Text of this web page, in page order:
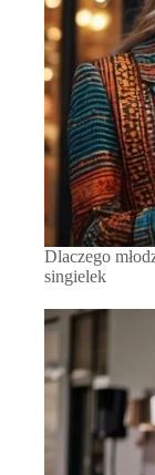
Dlaczego
singielek